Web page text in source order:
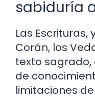
sabiduría
Las Escrituras,
Corán, los
texto sagrado,
de
limitaciones